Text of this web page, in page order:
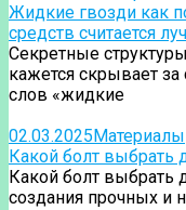
Жидкие гвозди как
средств считается
Секретные
кажется скрывает за
слов «жидкие
02.03.2025 Материалы
Какой болт выбрать
Какой болт выбрать
создания прочных